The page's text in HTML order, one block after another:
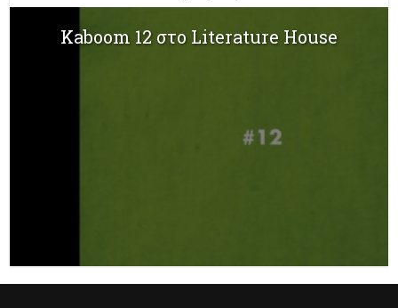
Kaboom 12 στο Literature House